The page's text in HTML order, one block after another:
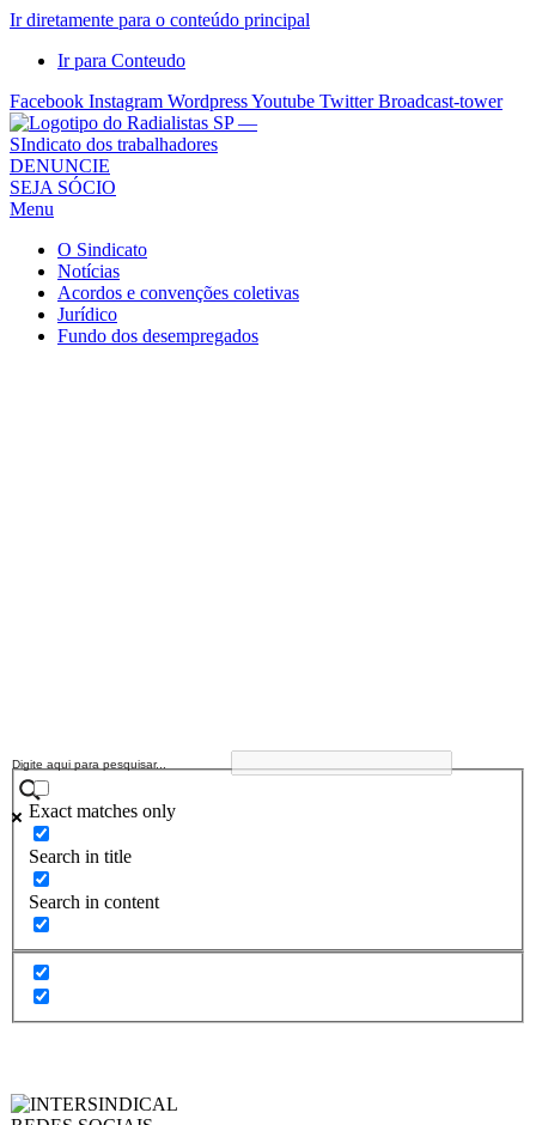
Ir diretamente para o conteúdo principal
Ir para Conteudo
Facebook Instagram WordpressYoutube Twitter Broadcast-tower
Sindicato
dos
Radialistas
São
Paulo
Sindicato
DENUNCIE
SEJA SÓCIO
Menu
O Sindicato
Notícias
Acordos e convenções coletivas
Jurídico
Fundo dos desempregados
Exact matches only
Search in title
Search in content